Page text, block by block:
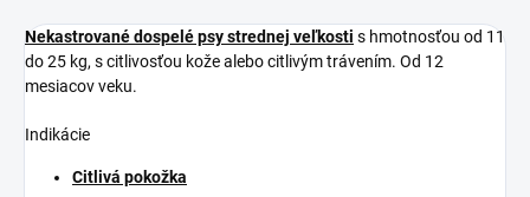
Nekastrované dospelé psy strednej veľkosti s hmotnosťou od 11
do 25 kg, s citlivosťou kože alebo citlivým trávením. Od 12
mesiacov veku.
Indikácie
Citlivá pokožka